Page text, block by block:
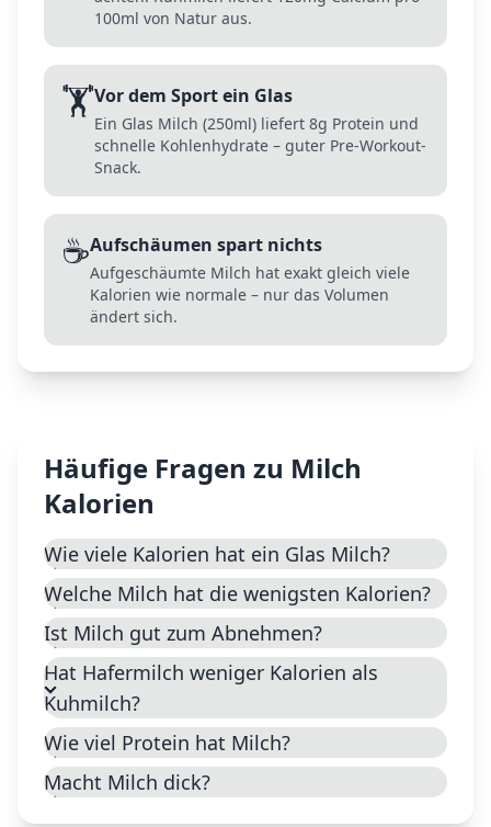
100ml von Natur aus.
🏋️Vor dem Sport ein Glas
Ein Glas Milch (250ml) liefert 8g Protein und
schnelle Kohlenhydrate – guter Pre-Workout-
Snack.
☕Aufschäumen spart nichts
Aufgeschäumte Milch hat exakt gleich viele
Kalorien wie normale – nur das Volumen
ändert sich.
Häufige Fragen zu Milch
Kalorien
Wie viele Kalorien hat ein Glas Milch?
Welche Milch hat die wenigsten Kalorien?
Ist Milch gut zum Abnehmen?
Hat Hafermilch weniger Kalorien als
Kuhmilch?
Wie viel Protein hat Milch?
Macht Milch dick?